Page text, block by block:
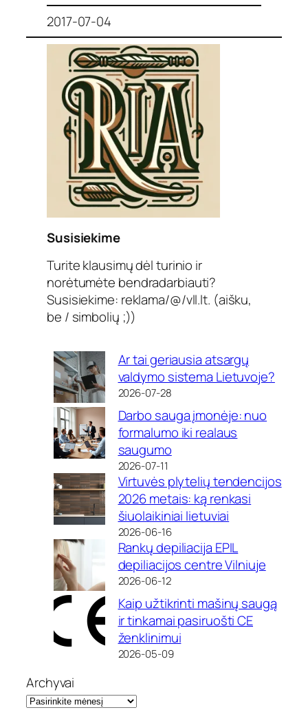
2017-07-04
Susisiekime
Turite klausimų dėl turinio ir
norėtumėte bendradarbiauti?
Susisiekime: reklama/@/vll.lt. (aišku,
be / simbolių ;))
Ar tai geriausia atsargų
valdymo sistema Lietuvoje?
2026-07-28
Darbo sauga įmonėje: nuo
formalumo iki realaus
saugumo
2026-07-11
Virtuvės plytelių tendencijos
2026 metais: ką renkasi
šiuolaikiniai lietuviai
2026-06-16
Rankų depiliacija EPIL
depiliacijos centre Vilniuje
2026-06-12
Kaip užtikrinti mašinų saugą
ir tinkamai pasiruošti CE
ženklinimui
2026-05-09
Archyvai